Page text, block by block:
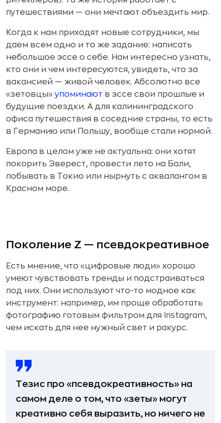
путешествиями — они мечтают объездить мир.
Когда к нам приходят новые сотрудники, мы
даем всем одно и то же задание: написать
небольшое эссе о себе. Нам интересно узнать,
кто они и чем интересуются, увидеть, что за
вакансией — живой человек. Абсолютно все
«зетовцы»упоминают в эссе свои прошлые и
будущие поездки. А для калининградского
офиса путешествия в соседние страны, то есть
в Германию или Польшу, вообще стали нормой.
Европа в целом уже не актуальна: они хотят
покорить Эверест, провести лето на Бали,
побывать в Токио или нырнуть с аквалангом в
Красном море.
Поколение Z — псевдокреативное
Есть мнение, что «цифровые люди» хорошо
умеют чувствовать тренды и подстраиваться
под них. Они используют что-то модное как
инструмент: например, им проще обработать
фотографию готовым фильтром для Instagram,
чем искать для нее нужный свет и ракурс.
Тезис про «псевдокреативность» на
самом деле о том, что «зеты» могут
креативно себя выразить, но ничего не